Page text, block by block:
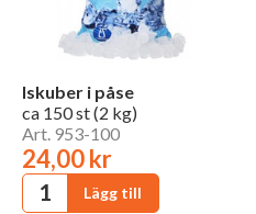
Iskuber i påse
ca 150 st (2 kg)
Art. 953-100
24,00 kr